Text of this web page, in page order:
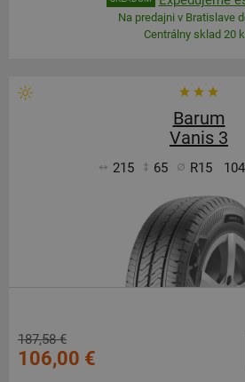
Na predajni v Bratislave
Centrálny sklad 20
Barum
Vanis 3
215 65 R15
187,58 €
106,00 €